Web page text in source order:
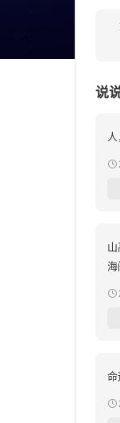
说
人
山
海
命